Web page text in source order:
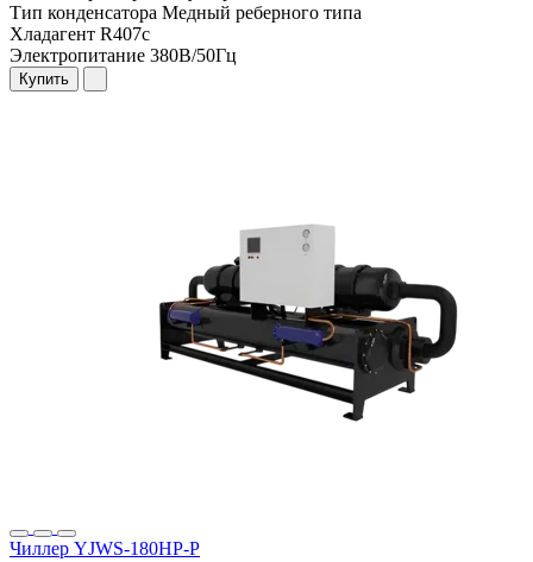
Тип конденсатора Медный реберного типа
Хладагент R407c
Электропитание 380В/50Гц
Купить
Чиллер YJWS-180HP-P